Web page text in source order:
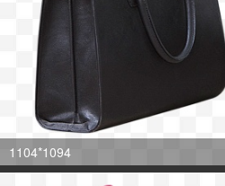
1104*1094